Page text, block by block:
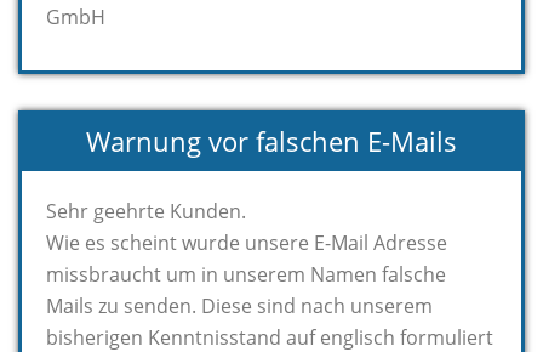
GmbH
Warnung vor falschen E-Mails
Sehr geehrte Kunden.
Wie es scheint wurde unsere E-Mail Adresse
missbraucht um in unserem Namen falsche
Mails zu senden. Diese sind nach unserem
bisherigen Kenntnisstand auf englisch formuliert